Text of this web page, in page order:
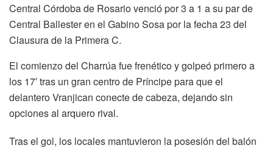
Central Córdoba de Rosario venció por 3 a 1 a su par de
Central Ballester en el Gabino Sosa por la fecha 23 del
Clausura de la Primera C.
El comienzo del Charrúa fue frenético y golpeó primero a
los 17′ tras un gran centro de Príncipe para que el
delantero Vranjican conecte de cabeza, dejando sin
opciones al arquero rival.
Tras el gol, los locales mantuvieron la posesión del balón